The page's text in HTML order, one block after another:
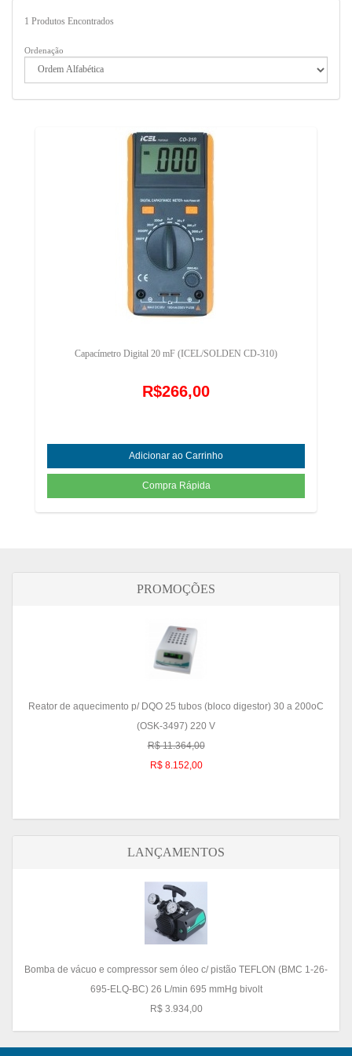
1 Produtos Encontrados
Ordenação
Capacímetro Digital 20 mF (ICEL/SOLDEN CD-310)
R$266,00
PROMOÇÕES
Reator de aquecimento p/ DQO 25 tubos (bloco digestor) 30 a 200oC
(OSK-3497) 220 V
R$ 11.364,00
R$ 8.152,00
LANÇAMENTOS
Bomba de vácuo e compressor sem óleo c/ pistão TEFLON (BMC 1-26-
695-ELQ-BC) 26 L/min 695 mmHg bivolt
R$ 3.934,00